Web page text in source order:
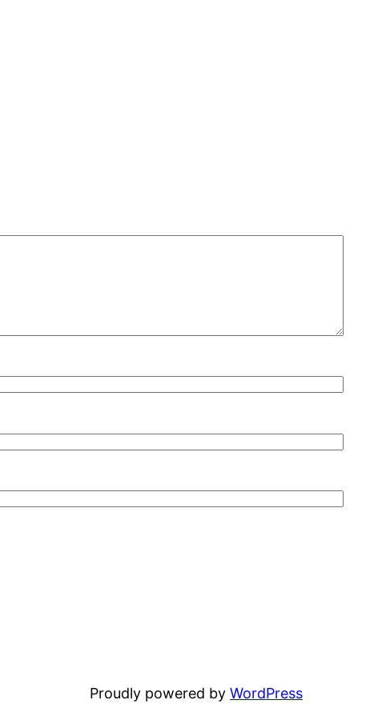
Proudly powered by WordPress